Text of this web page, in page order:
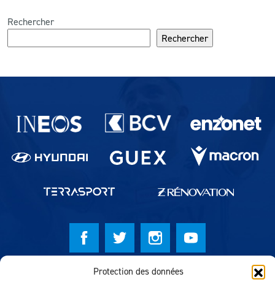
Protection des données
Rechercher
Rechercher
Partenaires du lausanne-Sport
© Lausanne Sport Football Club 2026